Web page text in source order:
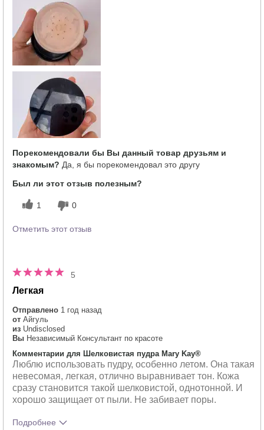
Порекомендовали бы Вы данный товар друзьям и
знакомым? Да, я бы порекомендовал это другу
Был ли этот отзыв полезным?
1 0
Отметить этот отзыв
5
Легкая
Отправлено 1 год назад
от Айгуль
из Undisclosed
Вы Независимый Консультант по красоте
Комментарии для Шелковистая пудра Mary Kay®
Люблю использовать пудру, особенно летом. Она такая
невесомая, легкая, отлично выравнивает тон. Кожа
сразу становится такой шелковистой, однотонной. И
хорошо защищает от пыли. Не забивает поры.
Подробнее